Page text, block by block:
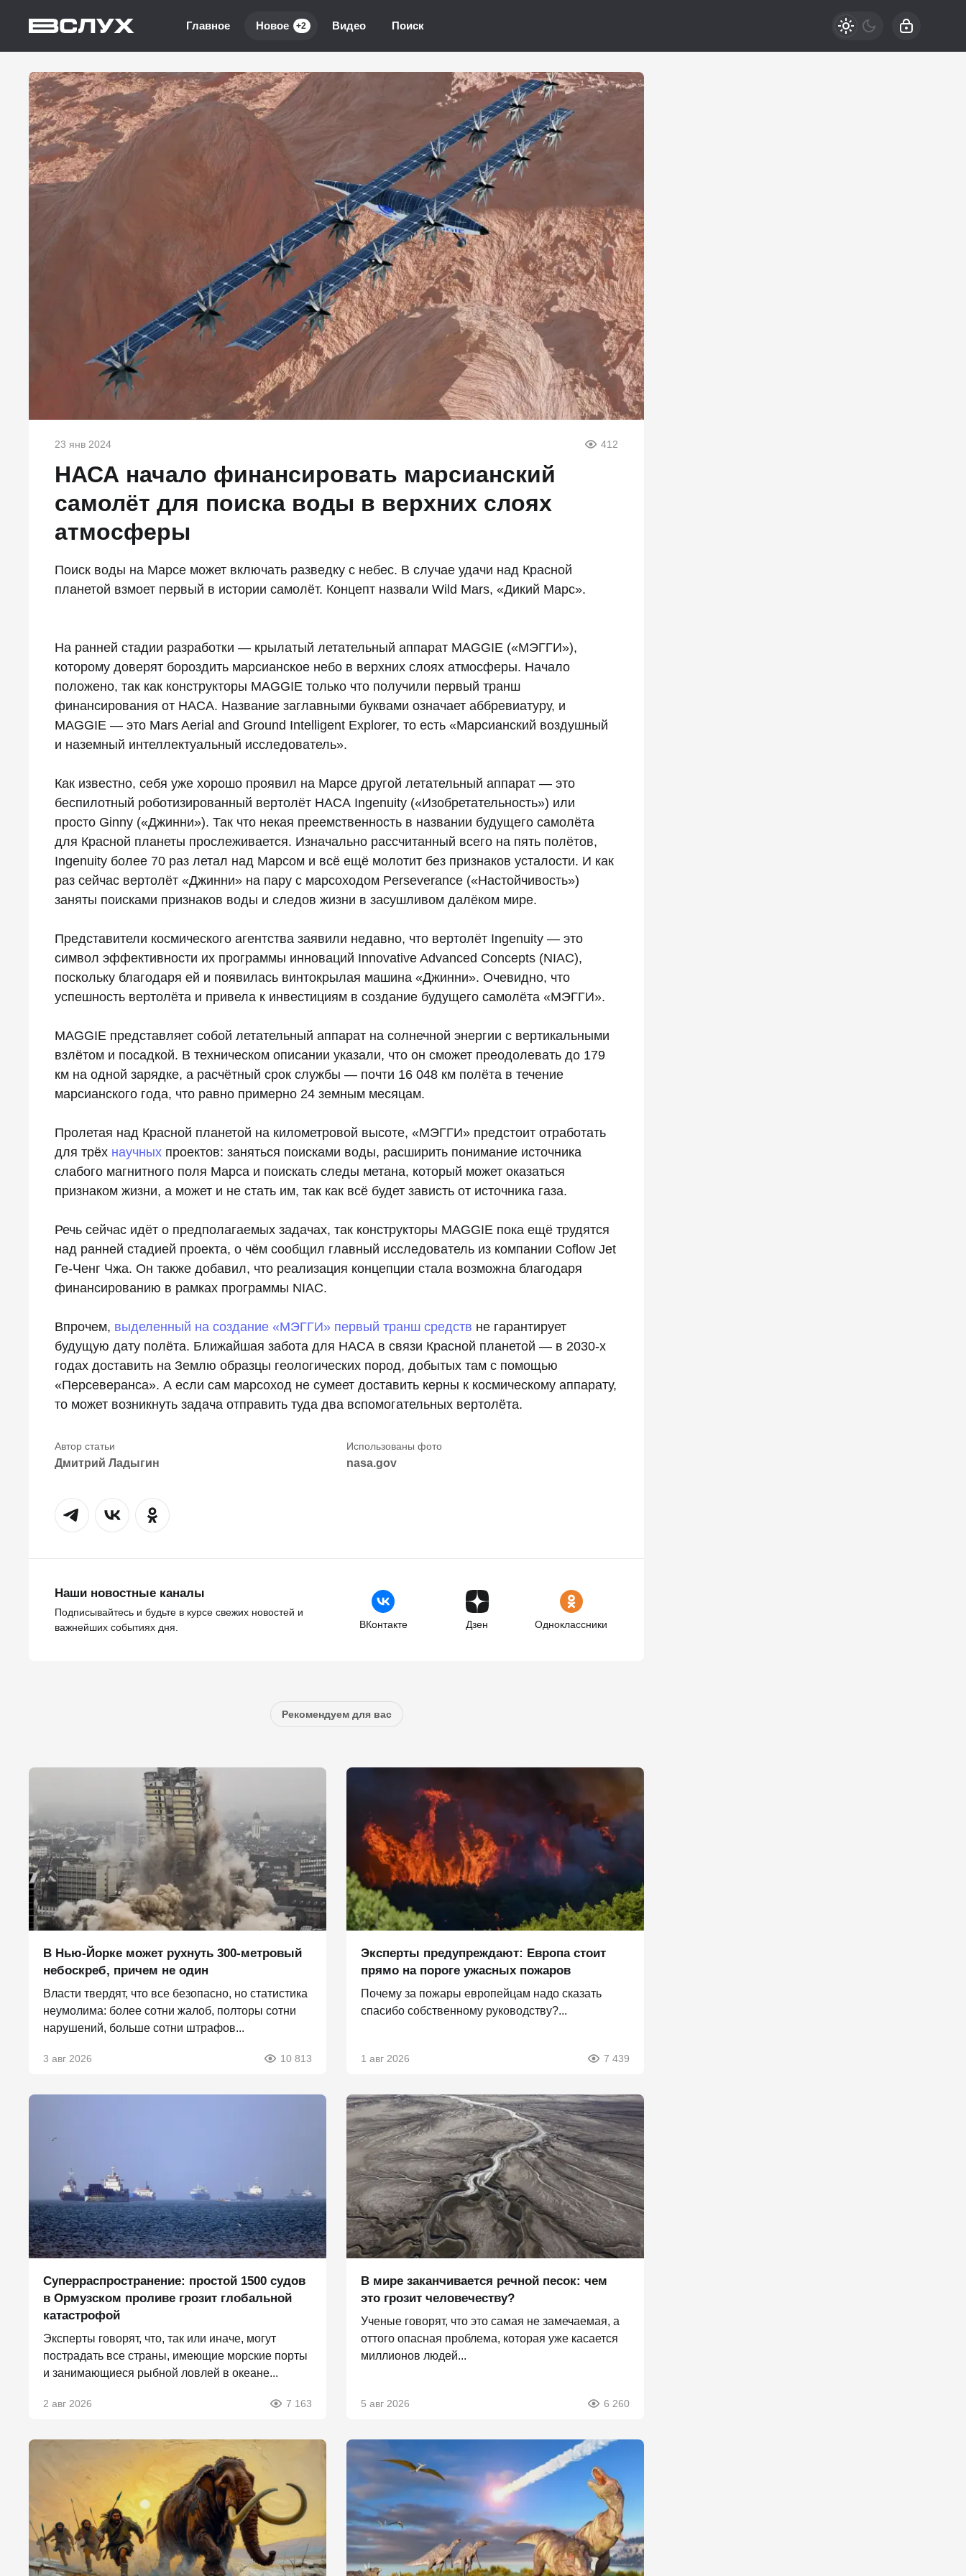
Главное Новое +2 Видео Поиск
23 янв 2024 412
НАСА начало финансировать марсианский
самолёт для поиска воды в верхних слоях
атмосферы
Поиск воды на Марсе может включать разведку с небес. В случае удачи над Красной
планетой взмоет первый в истории самолёт. Концепт назвали Wild Mars, «Дикий Марс».
На ранней стадии разработки — крылатый летательный аппарат MAGGIE («МЭГГИ»),
которому доверят бороздить марсианское небо в верхних слоях атмосферы. Начало
положено, так как конструкторы MAGGIE только что получили первый транш
финансирования от НАСА. Название заглавными буквами означает аббревиатуру, и
MAGGIE — это Mars Aerial and Ground Intelligent Explorer, то есть «Марсианский воздушный
и наземный интеллектуальный исследователь».
Как известно, себя уже хорошо проявил на Марсе другой летательный аппарат — это
беспилотный роботизированный вертолёт НАСА Ingenuity («Изобретательность») или
просто Ginny («Джинни»). Так что некая преемственность в названии будущего самолёта
для Красной планеты прослеживается. Изначально рассчитанный всего на пять полётов,
Ingenuity более 70 раз летал над Марсом и всё ещё молотит без признаков усталости. И как
раз сейчас вертолёт «Джинни» на пару с марсоходом Perseverance («Настойчивость»)
заняты поисками признаков воды и следов жизни в засушливом далёком мире.
Представители космического агентства заявили недавно, что вертолёт Ingenuity — это
символ эффективности их программы инноваций Innovative Advanced Concepts (NIAC),
поскольку благодаря ей и появилась винтокрылая машина «Джинни». Очевидно, что
успешность вертолёта и привела к инвестициям в создание будущего самолёта «МЭГГИ».
MAGGIE представляет собой летательный аппарат на солнечной энергии с вертикальными
взлётом и посадкой. В техническом описании указали, что он сможет преодолевать до 179
км на одной зарядке, а расчётный срок службы — почти 16 048 км полёта в течение
марсианского года, что равно примерно 24 земным месяцам.
Пролетая над Красной планетой на километровой высоте, «МЭГГИ» предстоит отработать
для трёх научных проектов: заняться поисками воды, расширить понимание источника
слабого магнитного поля Марса и поискать следы метана, который может оказаться
признаком жизни, а может и не стать им, так как всё будет зависть от источника газа.
Речь сейчас идёт о предполагаемых задачах, так конструкторы MAGGIE пока ещё трудятся
над ранней стадией проекта, о чём сообщил главный исследователь из компании Coflow Jet
Ге-Ченг Чжа. Он также добавил, что реализация концепции стала возможна благодаря
финансированию в рамках программы NIAC.
Впрочем, выделенный на создание «МЭГГИ» первый транш средств не гарантирует
будущую дату полёта. Ближайшая забота для НАСА в связи Красной планетой — в 2030-х
годах доставить на Землю образцы геологических пород, добытых там с помощью
«Персеверанса». А если сам марсоход не сумеет доставить керны к космическому аппарату,
то может возникнуть задача отправить туда два вспомогательных вертолёта.
Дмитрий Ладыгин nasa.gov
Наши новостные каналы
Подписывайтесь и будьте в курсе свежих новостей и
важнейших событиях дня.
ВКонтакте Дзен Одноклассники
Рекомендуем для вас
В Нью-Йорке может рухнуть 300-метровый
небоскреб, причем не один
Власти твердят, что все безопасно, но статистика
неумолима: более сотни жалоб, полторы сотни
нарушений, больше сотни штрафов...
3 авг 2026 10 813
Эксперты предупреждают: Европа стоит
прямо на пороге ужасных пожаров
Почему за пожары европейцам надо сказать
спасибо собственному руководству?...
1 авг 2026 7 439
Суперраспространение: простой 1500 судов
в Ормузском проливе грозит глобальной
катастрофой
Эксперты говорят, что, так или иначе, могут
пострадать все страны, имеющие морские порты
и занимающиеся рыбной ловлей в океане...
2 авг 2026 7 163
В мире заканчивается речной песок: чем
это грозит человечеству?
Ученые говорят, что это самая не замечаемая, а
оттого опасная проблема, которая уже касается
миллионов людей...
5 авг 2026 6 260